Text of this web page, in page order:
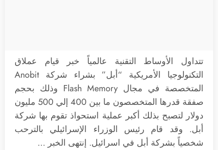
تتداول الأوساط التقنية عالمياً خبر قيام عملاق
التكنولوجيا الأمريكية “أبل” بشراء شركة Anobit
المتخصصة في مجال Flash Memory وذلك بحجم
صفقة قدرها المتخصصون ما بين 400 إلي 500 مليون
دولار لتصبح بذلك أكبر عملية استحواذ تقوم بها شركة
أبل. وقد قام رئيس الوزراء الإسرائيلي بالترحب
شخصياً بشركة أبل في اسرائيل. إنتهى الخبر …